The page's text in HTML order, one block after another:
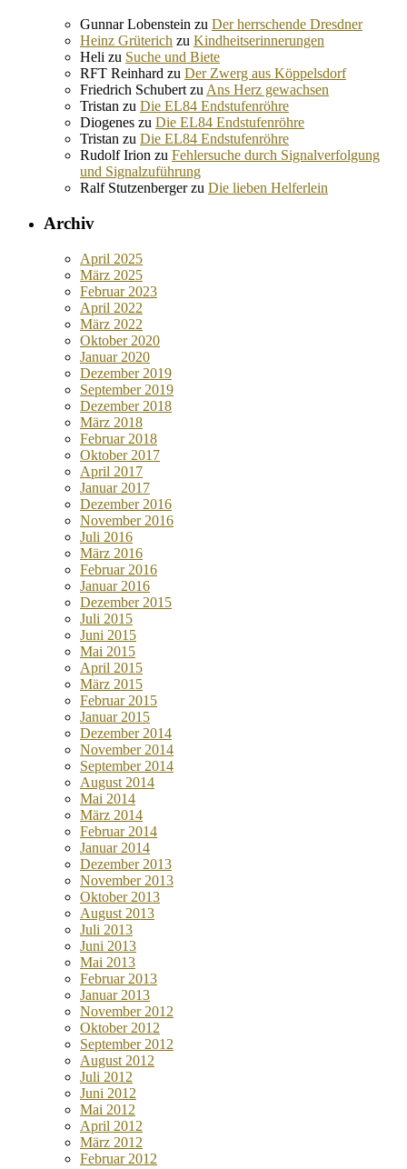
Gunnar Lobenstein zu Der herrschende Dresdner
Heinz Grüterich zu Kindheitserinnerungen
Heli zu Suche und Biete
RFT Reinhard zu Der Zwerg aus Köppelsdorf
Friedrich Schubert zu Ans Herz gewachsen
Tristan zu Die EL84 Endstufenröhre
Diogenes zu Die EL84 Endstufenröhre
Tristan zu Die EL84 Endstufenröhre
Rudolf Irion zu Fehlersuche durch Signalverfolgung
und Signalzuführung
Ralf Stutzenbergerzu Die lieben Helferlein
Archiv
April 2025
März 2025
Februar 2023
April 2022
März 2022
Oktober 2020
Januar 2020
Dezember 2019
September 2019
Dezember 2018
März 2018
Februar 2018
Oktober 2017
April 2017
Januar 2017
Dezember 2016
November 2016
Juli 2016
März 2016
Februar 2016
Januar 2016
Dezember 2015
Juli 2015
Juni 2015
Mai 2015
April 2015
März 2015
Februar 2015
Januar 2015
Dezember 2014
November 2014
September 2014
August 2014
Mai 2014
März 2014
Februar 2014
Januar 2014
Dezember 2013
November 2013
Oktober 2013
August 2013
Juli 2013
Juni 2013
Mai 2013
Februar 2013
Januar 2013
November 2012
Oktober 2012
September 2012
August 2012
Juli 2012
Juni 2012
Mai 2012
April 2012
März 2012
Februar 2012